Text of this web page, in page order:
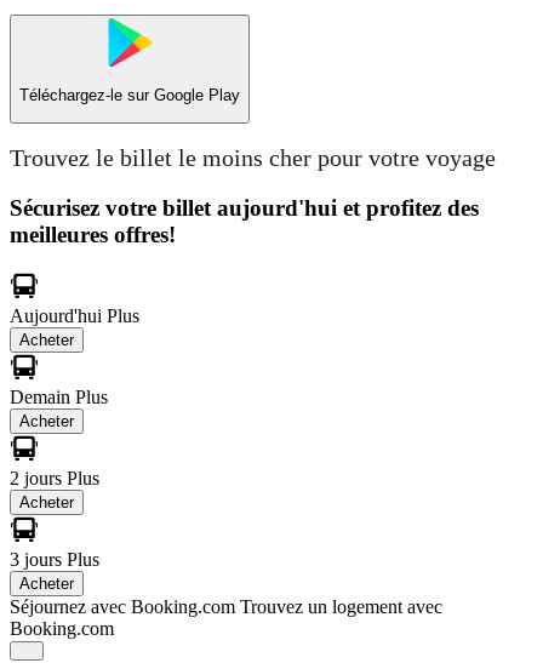
Téléchargez-le sur Google Play
Trouvez le billet le moins cher pour votre voyage
Sécurisez votre billet aujourd'hui et profitez des
meilleures offres!
Aujourd'hui Plus
Acheter
Demain Plus
Acheter
2 jours Plus
Acheter
3 jours Plus
Acheter
Séjournez avec Booking.com Trouvez un logement avec
Booking.com